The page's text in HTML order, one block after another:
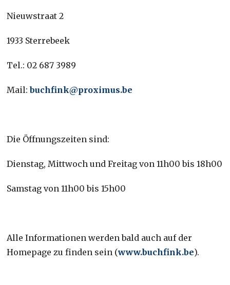
Nieuwstraat 2
1933 Sterrebeek
Tel.: 02 687 3989
Mail:buchfink@proximus.be
Die Öffnungszeiten sind:
Dienstag, Mittwoch und Freitag von 11h00 bis 18h00
Samstag von 11h00 bis 15h00
Alle Informationen werden bald auch auf der
Homepage zu finden sein (www.buchfink.be).